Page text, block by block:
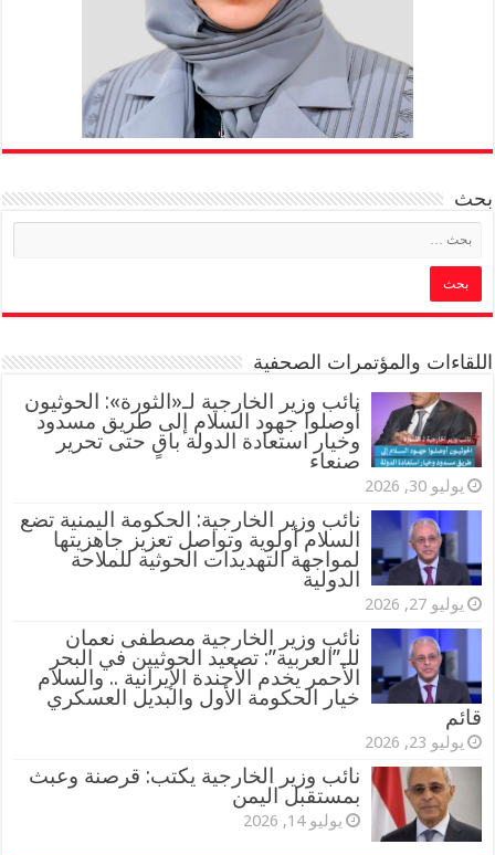
بحث
اللقاءات والمؤتمرات الصحفية
‏نائب وزير الخارجية لـ«الثورة»: الحوثيون
أوصلوا جهود السلام إلى طريق مسدود
وخيار استعادة الدولة باقٍ حتى تحرير
صنعاء
يوليو 30, 2026
نائب وزير الخارجية: الحكومة اليمنية تضع
السلام أولوية وتواصل تعزيز جاهزيتها
لمواجهة التهديدات الحوثية للملاحة
الدولية
يوليو 27, 2026
نائب وزير الخارجية مصطفى نعمان
للـ”العربية”: تصعيد الحوثيين في البحر
الأحمر يخدم الأجندة الإيرانية .. والسلام
خيار الحكومة الأول والبديل العسكري
قائم
يوليو 23, 2026
نائب وزير الخارجية يكتب: قرصنة وعبث
بمستقبل اليمن
يوليو 14, 2026